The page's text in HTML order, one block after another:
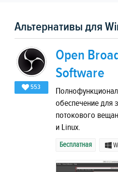
Альтернативы для
553
Open
Software
обеспечение для
потокового
и Linux.
Бесплатная